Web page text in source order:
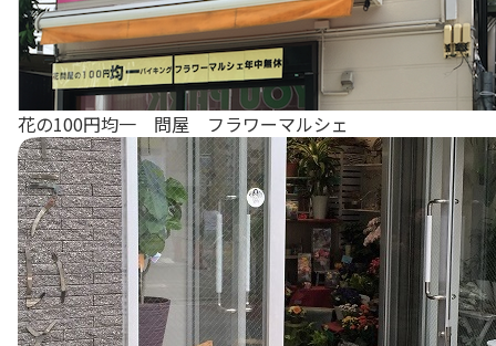
花の100円均一 問屋 フラワーマルシェ